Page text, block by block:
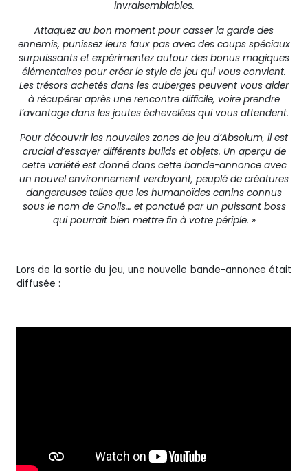
invraisemblables.
Attaquez au bon moment pour casser la garde des
ennemis, punissez leurs faux pas avec des coups spéciaux
surpuissants et expérimentez autour des bonus magiques
élémentaires pour créer le style de jeu qui vous convient.
Les trésors achetés dans les auberges peuvent vous aider
à récupérer après une rencontre difficile, voire prendre
l’avantage dans les joutes échevelées qui vous attendent.
Pour découvrir les nouvelles zones de jeu d’Absolum, il est
crucial d’essayer différents builds et objets. Un aperçu de
cette variété est donné dans cette bande-annonce avec
un nouvel environnement verdoyant, peuplé de créatures
dangereuses telles que les humanoïdes canins connus
sous le nom de Gnolls… et ponctué par un puissant boss
qui pourrait bien mettre fin à votre périple. »
Lors de la sortie du jeu, une nouvelle bande-annonce était
diffusée :